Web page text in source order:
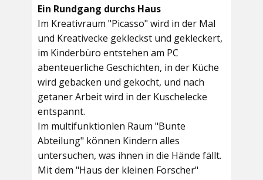
Ein Rundgang durchs Haus
Im Kreativraum "Picasso" wird in der Mal
und Kreativecke gekleckst und gekleckert,
im Kinderbüro entstehen am PC
abenteuerliche Geschichten, in der Küche
wird gebacken und gekocht, und nach
getaner Arbeit wird in der Kuschelecke
entspannt.
Im multifunktionlen Raum "Bunte
Abteilung" können Kindern alles
untersuchen, was ihnen in die Hände fällt.
Mit dem "Haus der kleinen Forscher"